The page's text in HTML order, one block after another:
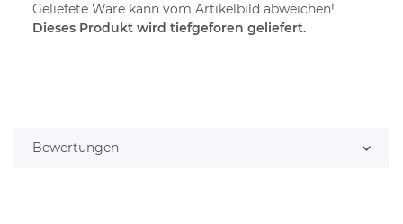
Geliefete Ware kann vom Artikelbild abweichen!
Dieses Produkt wird tiefgeforen geliefert.
Bewertungen